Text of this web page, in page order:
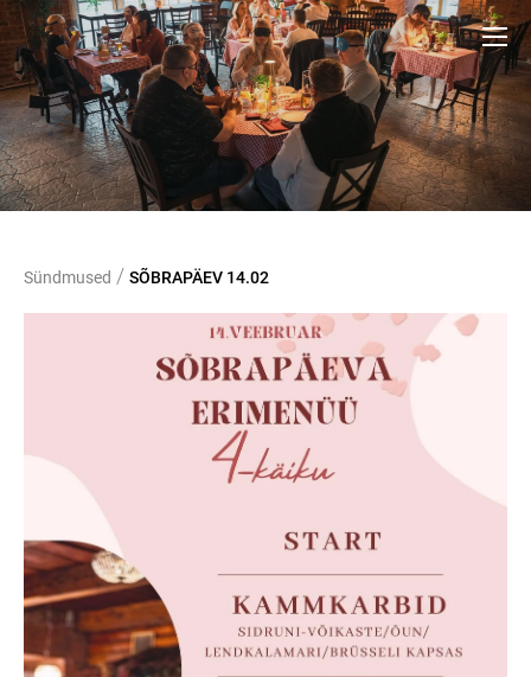
Sündmused / SÕBRAPÄEV 14.02